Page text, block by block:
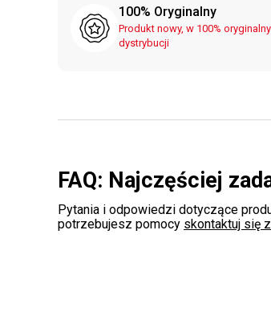
100% Oryginalny
Produkt nowy, w 100%
dystrybucji
FAQ: Najczęściej
Pytania i odpowiedzi dotyczące
potrzebujesz pomocy skontaktuj się